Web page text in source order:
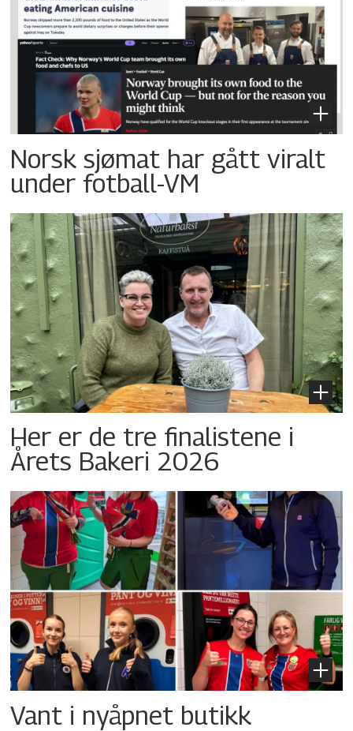
Norsk sjømat har gått viralt
under fotball-VM
Her er de tre finalistene i
Årets Bakeri 2026
Vant i nyåpnet butikk